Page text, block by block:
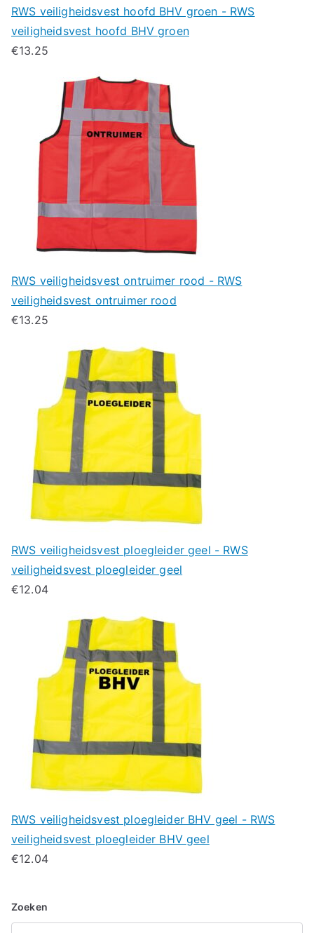
RWS veiligheidsvest hoofd BHV groen - RWS
veiligheidsvest hoofd BHV groen
€13.25
RWS veiligheidsvest ontruimer rood - RWS
veiligheidsvest ontruimer rood
€13.25
RWS veiligheidsvest ploegleider geel - RWS
veiligheidsvest ploegleider geel
€12.04
RWS veiligheidsvest ploegleider BHV geel - RWS
veiligheidsvest ploegleider BHV geel
€12.04
Zoeken